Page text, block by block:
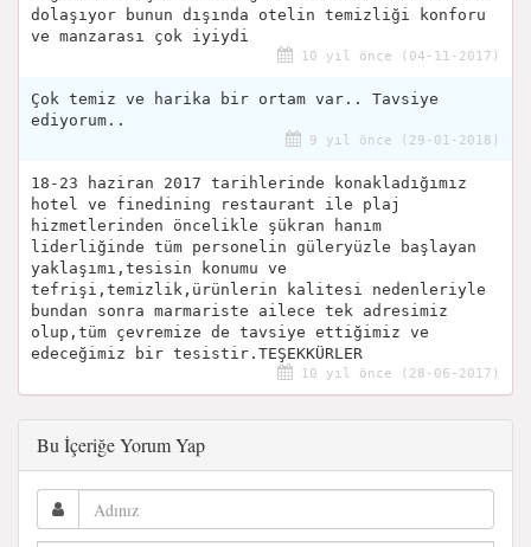
dolaşıyor bunun dışında otelin temizliği konforu
ve manzarası çok iyiydi
10 yıl önce (04-11-2017)
Çok temiz ve harika bir ortam var.. Tavsiye
ediyorum..
9 yıl önce (29-01-2018)
18-23 haziran 2017 tarihlerinde konakladığımız
hotel ve finedining restaurant ile plaj
hizmetlerinden öncelikle şükran hanım
liderliğinde tüm personelin güleryüzle başlayan
yaklaşımı,tesisin konumu ve
tefrişi,temizlik,ürünlerin kalitesi nedenleriyle
bundan sonra marmariste ailece tek adresimiz
olup,tüm çevremize de tavsiye ettiğimiz ve
edeceğimiz bir tesistir.TEŞEKKÜRLER
10 yıl önce (28-06-2017)
Bu İçeriğe Yorum Yap